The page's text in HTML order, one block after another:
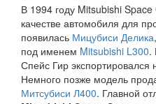
В 1994 году Mitsubishi
качестве автомобиля для
появилась Мицубиси Делика
под именем Mitsubishi L300.
Спейс Гир экспортировался
Немного позже модель
Митсубиси Л400. Главной